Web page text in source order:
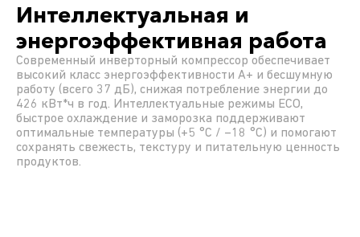
Интеллектуальная и
энергоэффективная работа
Современный инверторный компрессор обеспечивает
высокий класс энергоэффективности A+ и бесшумную
работу (всего 37 дБ), снижая потребление энергии до
426 кВт*ч в год. Интеллектуальные режимы ECO,
быстрое охлаждение и заморозка поддерживают
оптимальные температуры (+5 °С / –18 °С) и помогают
сохранять свежесть, текстуру и питательную ценность
продуктов.